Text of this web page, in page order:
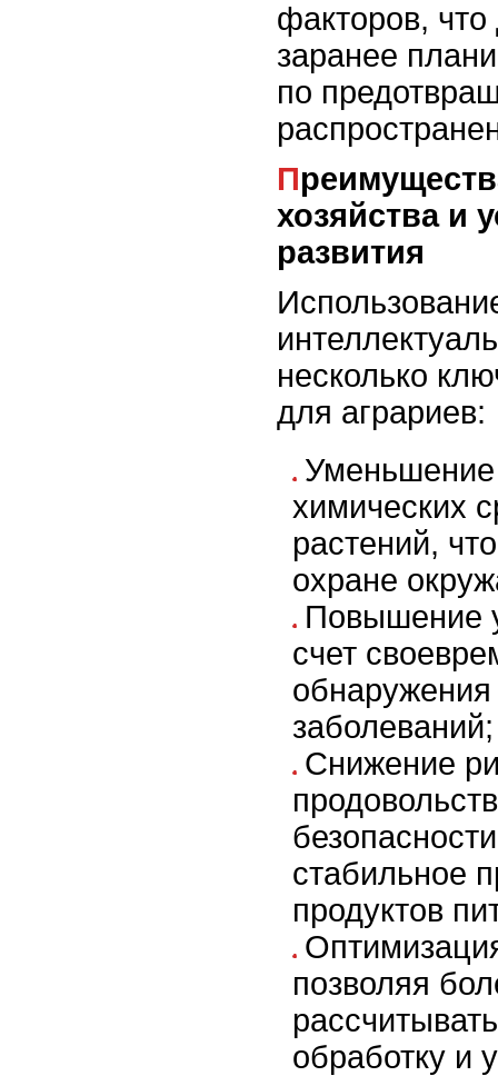
факторов,
заранее
по
Преимущества для сельского
хозяйства и
развития
несколько
для аграриев:
Уменьшение
химических
растений,
охране
Повышение
счет
заболеваний;
Снижение
стабильное
продуктов
позволяя
обработку и